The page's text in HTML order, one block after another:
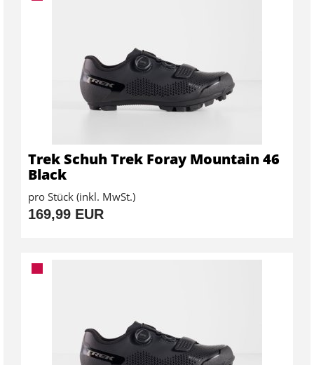
Trek Schuh Trek Foray Mountain 46
Black
pro Stück (inkl. MwSt.)
169,99 EUR